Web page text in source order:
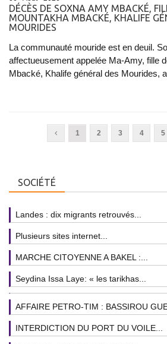
DÉCÈS DE SOXNA AMY MBACKÉ,
MOUNTAKHA MBACKÉ, KHALIFE
MOURIDES
La communauté mouride est en deuil.
affectueusement appelée Ma-Amy, fille
Mbacké, Khalife général des Mourides,
1 2 3 4 5
SOCIÉTÉ
Landes : dix migrants retrouvés...
Plusieurs sites internet...
MARCHE CITOYENNE A BAKEL :...
Seydina Issa Laye: « les tarikhas...
AFFAIRE PETRO-TIM : BASSIROU
INTERDICTION DU PORT DU VOILE...